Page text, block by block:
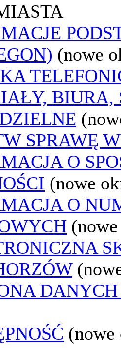
(nowe
BIURA,
SPRAWĘ
O
(nowe
O
(nowe